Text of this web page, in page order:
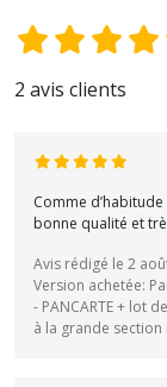
2 avis clients
Comme
bonne qualité et
Avis rédigé le 2
Version achetée:
- PANCARTE + lot
à la grande